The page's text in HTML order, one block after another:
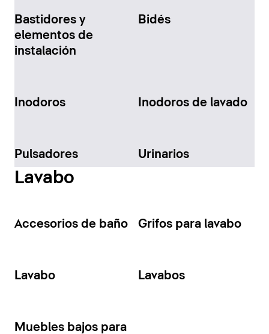
Bastidores y
elementos de
instalación
Bidés
Inodoros Inodoros de lavado
Pulsadores Urinarios
Lavabo
Accesorios de baño Grifos para lavabo
Lavabo Lavabos
Muebles bajos para